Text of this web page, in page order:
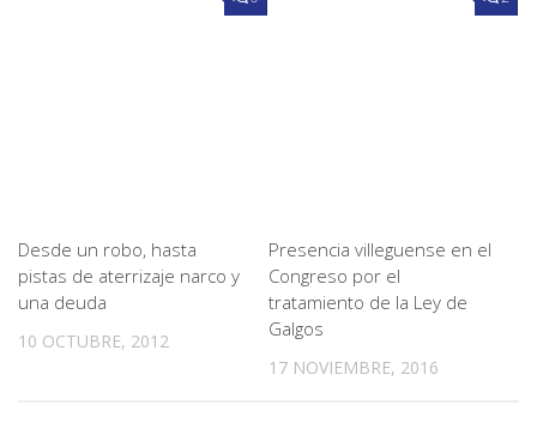
Desde un robo, hasta
pistas de aterrizaje narco y
una deuda
10 OCTUBRE, 2012
Presencia villeguense en el
Congreso por el
tratamiento de la Ley de
Galgos
17 NOVIEMBRE, 2016